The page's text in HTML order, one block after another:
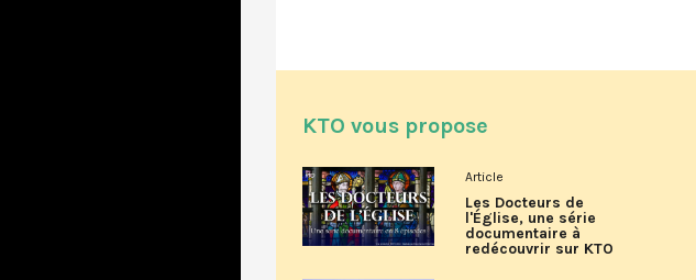
KTO vous propose
Article
Les Docteurs de
l'Église, une série
documentaire à
redécouvrir sur KTO